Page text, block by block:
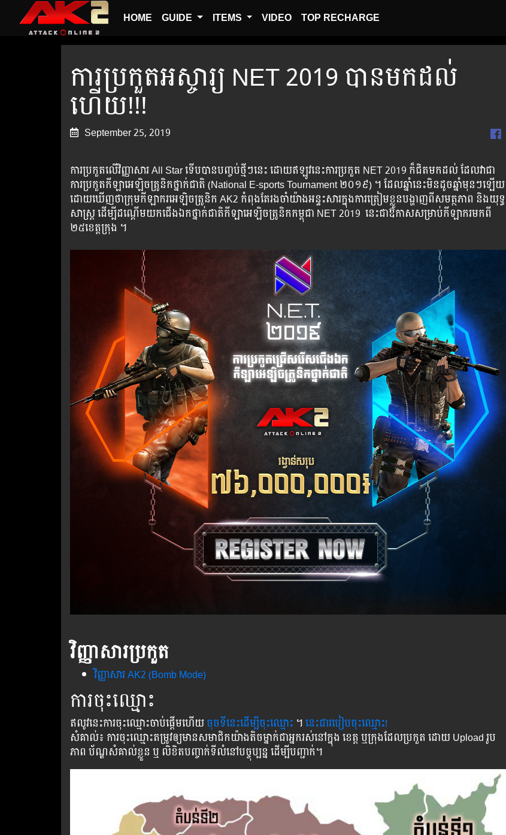
HOME GUIDE ITEMS VIDEO TOP RECHARGE
ការប្រកួតអស្ចារ្យ NET 2019 បានមកដល់
ហើយ!!!
September 25, 2019
ការប្រកួតលើវិញ្ញាសារ All Star ទើបបានបញ្ចប់ថ្មីៗនេះ ដោយឥឡូវនេះការប្រកួត NET 2019 ក៏ជិតមកដល់ ដែលវាជា
ការប្រកួតកីឡាអេឡិចត្រូនិកថ្នាក់ជាតិ (​National E-sports Tournament ២០១៩) ។ ដែលឆ្នាំនេះមិនដូចឆ្នាំមុនៗឡើយ
ដោយឃើញថាក្រុមកីឡាករអេឡិចត្រូនិក AK2 កំពុងតែរងចាំយ៉ាងអន្ទះសារក្នុងការត្រៀមខ្លួនបង្ហាញពីសមត្ថភាព និងយុទ្ធ
សាស្ត្រ ដើម្បីដណ្តើមយកជើង​ឯកថ្នាក់ជាតិកីឡាអេឡិចត្រូនិកកម្ពុជា NET 2019 នេះជាឱកាសសម្រាប់កីឡាករមកពី
២៥ខេត្តក្រុង ។
វិញ្ញាសារ​ប្រកួត​​
វិញ្ញា​សារ​ AK2 (Bomb Mode)
ការ​ចុះ​ឈ្មោះ
ឥលូវនេះការចុះ​ឈ្មោះ​ចាប់​ផ្ដើម​ហើយចុច​ទី​នេះ​ដើម្បី​ចុះ​ឈ្មោះ ។នេះជារបៀបចុះឈ្មោះ!
សំគាល់​៖ ការ​ចុះ​ឈ្មោះ​តម្រូវ​ឲ្យ​មាន​សមាជិកយ៉ាងតិចម្នាក់​ជា​អ្នក​រស់​នៅ​ក្នុង​ ខេត្ត​ ឬ​ក្រុង​ដែល​ប្រកួត​ ដោយ Upload រូប
ភាព​ ប័ណ្ឌសំគាល់​ខ្លួន ឬ​ លិខិតបញ្ចាក់ទីលំនៅ​បច្ចុប្បន្ន ដើម្បី​បញ្ជាក់។